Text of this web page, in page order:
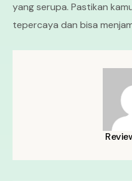
yang serupa. Pastikan
tepercaya dan bisa